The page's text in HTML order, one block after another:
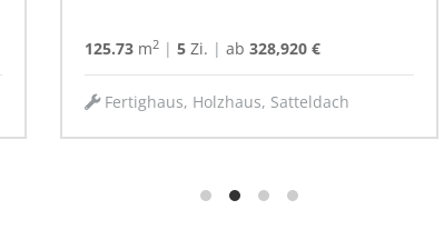
187.82m 2 | 5Zi. | Preis a. Anfrage
Fertighaus, Holzhaus, Satteldach